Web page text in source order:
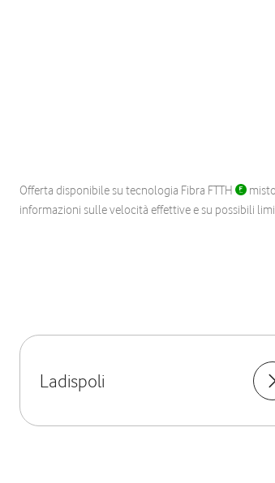
Offerta disponibile su tecnologia Fibra FTTH
informazioni sulle velocità effettive e su possibili
Ladispoli